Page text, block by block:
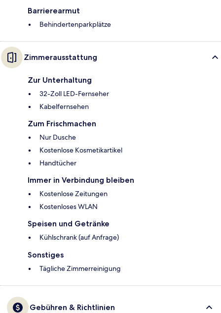
Barrierearmut
Behindertenparkplätze
Zimmerausstattung
Zur Unterhaltung
32-Zoll LED-Fernseher
Kabelfernsehen
Zum Frischmachen
Nur Dusche
Kostenlose Kosmetikartikel
Handtücher
Immer in Verbindung bleiben
Kostenlose Zeitungen
Kostenloses WLAN
Speisen und Getränke
Kühlschrank (auf Anfrage)
Sonstiges
Tägliche Zimmerreinigung
Gebühren & Richtlinien